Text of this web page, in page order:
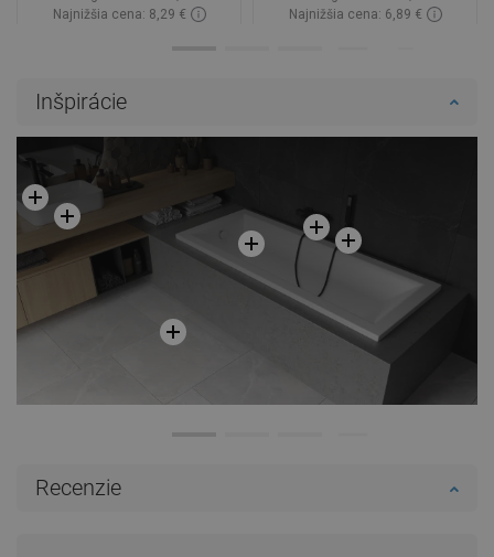
Najnižšia cena: 8,29 €
Najnižšia cena: 6,89 €
Inšpirácie
Recenzie